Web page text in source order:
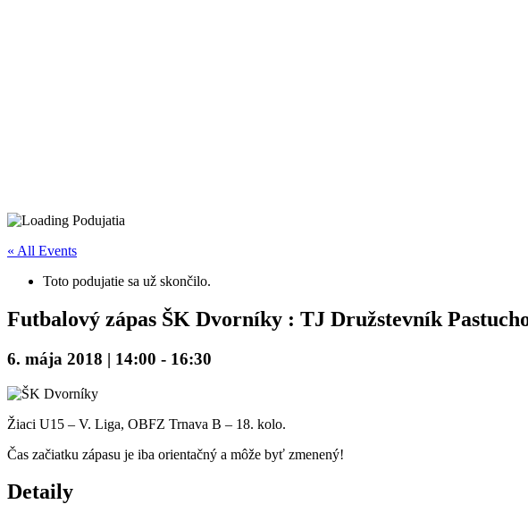
« All Events
Toto podujatie sa už skončilo.
Futbalový zápas ŠK Dvorníky : TJ Družstevník
6. mája 2018 | 14:00 - 16:30
Žiaci U15 – V. Liga, OBFZ Trnava B – 18. kolo.
Čas začiatku zápasu je iba orientačný a môže byť zmenený!
Detaily